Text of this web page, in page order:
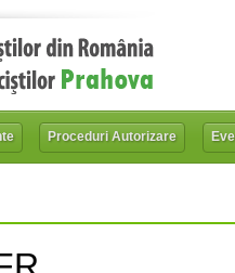
Proceduri Autorizare